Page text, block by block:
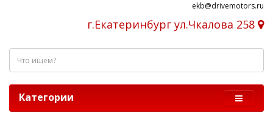
ekb@drivemotors.ru
г.Екатеринбург ул.Чкалова 258
Категории